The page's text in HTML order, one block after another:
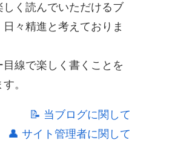
く読んでいただけるブ
日々精進と考えておりま
目線で楽しく書くことを
。
📝 当ブログに関して
👤 サイト管理者に関して